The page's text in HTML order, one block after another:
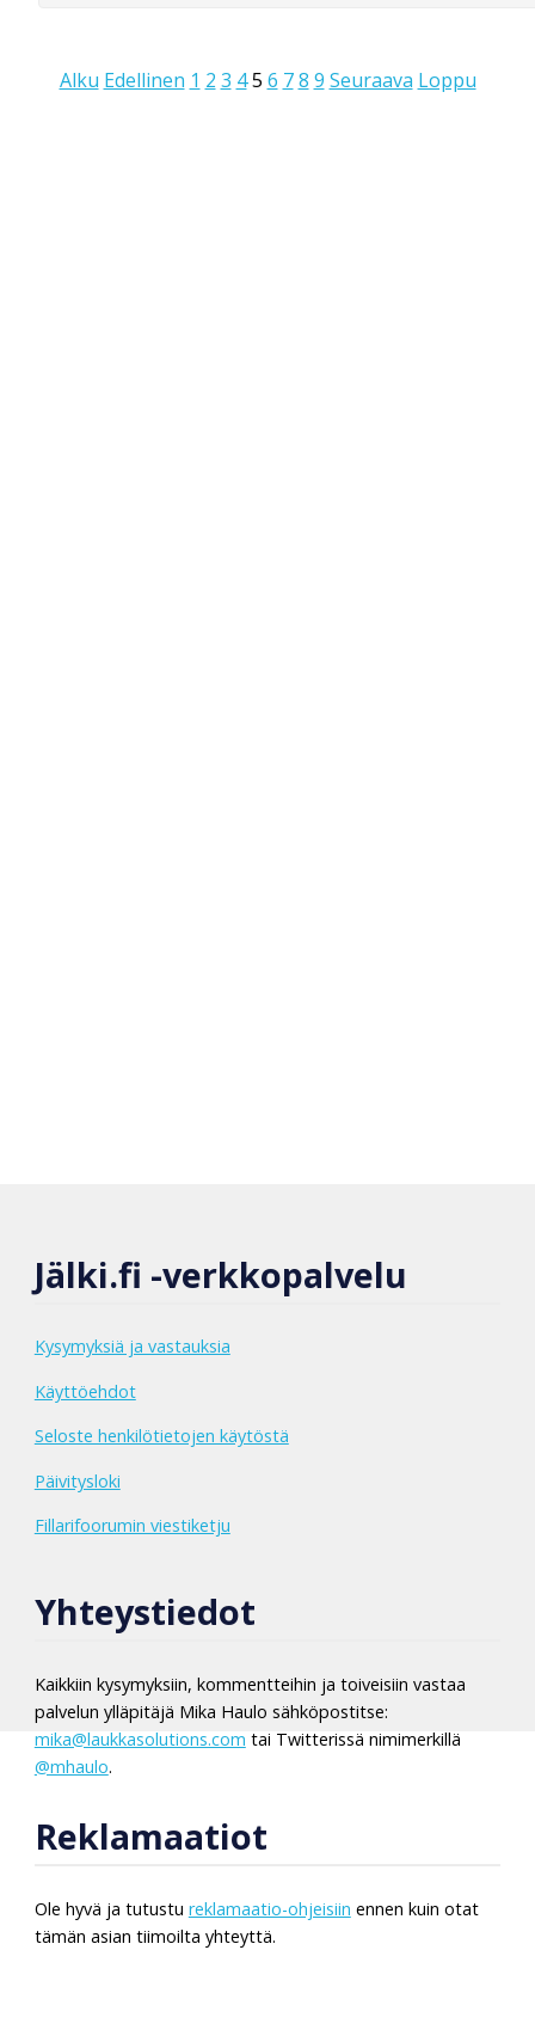
Alku Edellinen 1 2 3 4 5 6 7 8 9 Seuraava Loppu
Jälki.fi -verkkopalvelu
Kysymyksiä ja vastauksia
Käyttöehdot
Seloste henkilötietojen käytöstä
Päivitysloki
Fillarifoorumin viestiketju
Yhteystiedot
Kaikkiin kysymyksiin, kommentteihin ja toiveisiin vastaa
palvelun ylläpitäjä Mika Haulo sähköpostitse:
mika@laukkasolutions.com tai Twitterissä nimimerkillä
@mhaulo.
Reklamaatiot
Ole hyvä ja tutustu reklamaatio-ohjeisiin ennen kuin otat
tämän asian tiimoilta yhteyttä.